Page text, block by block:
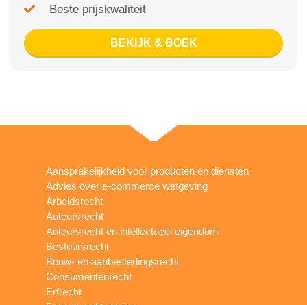
Beste prijskwaliteit
BEKIJK & BOEK
Aansprakelijkheid voor producten en diensten
Advies over e-commerce wetgeving
Arbeidsrecht
Auteursrecht
Auteursrecht en intellectueel eigendom
Bestuursrecht
Bouw- en aanbestedingsrecht
Consumentenrecht
Erfrecht